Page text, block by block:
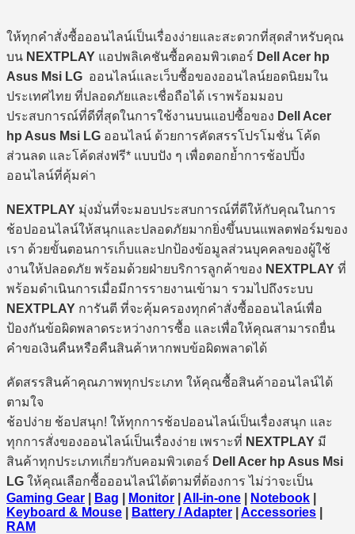
ให้ทุกคำสั่งซื้อออนไลน์เป็นเรื่องง่ายและสะดวกที่สุดสำหรับคุณ
บน NEXTPLAY แอปพลิเคชันซื้อคอมพิวเตอร์ Dell Acer hp
Asus Msi LG ออนไลน์และเว็บซื้อของออนไลน์ยอดนิยมใน
ประเทศไทย ที่ปลอดภัยและเชื่อถือได้ เราพร้อมมอบ
ประสบการณ์ที่ดีที่สุดในการใช้งานบนแอปซื้อของ Dell Acer
hp Asus Msi LG ออนไลน์ ด้วยการคัดสรรโปรโมชั่น โค้ด
ส่วนลด และโค้ดส่งฟรี* แบบปัง ๆ เพื่อตอกย้ำการช้อปปิ้ง
ออนไลน์ที่คุ้มค่า
NEXTPLAY มุ่งมั่นที่จะมอบประสบการณ์ที่ดีให้กับคุณในการ
ช้อปออนไลน์ให้สนุกและปลอดภัยมากยิ่งขึ้นบนแพลตฟอร์มของ
เรา ด้วยขั้นตอนการเก็บและปกป้องข้อมูลส่วนบุคคลของผู้ใช้
งานให้ปลอดภัย พร้อมด้วยฝ่ายบริการลูกค้าของ NEXTPLAY ที่
พร้อมดำเนินการเมื่อมีการรายงานเข้ามา รวมไปถึงระบบ
NEXTPLAY การันตี ที่จะคุ้มครองทุกคำสั่งซื้อออนไลน์เพื่อ
ป้องกันข้อผิดพลาดระหว่างการซื้อ และเพื่อให้คุณสามารถยื่น
คำขอเงินคืนหรือคืนสินค้าหากพบข้อผิดพลาดได้
คัดสรรสินค้าคุณภาพทุกประเภท ให้คุณซื้อสินค้าออนไลน์ได้
ตามใจ
ช้อปง่าย ช้อปสนุก! ให้ทุกการช้อปออนไลน์เป็นเรื่องสนุก และ
ทุกการสั่งของออนไลน์เป็นเรื่องง่าย เพราะที่ NEXTPLAY มี
สินค้าทุกประเภทเกี่ยวกับคอมพิวเตอร์ Dell Acer hp Asus Msi
LG ให้คุณเลือกซื้อออนไลน์ได้ตามที่ต้องการ ไม่ว่าจะเป็น
Gaming Gear
Bag Monitor All-in-one Notebook
Keyboard & Mouse
Battery / Adapter Accessories
RAM